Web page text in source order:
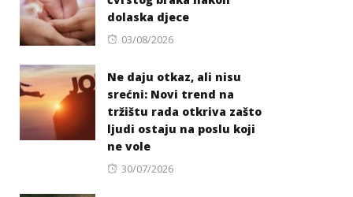
dolaska djece
Posted
03/08/2026
Ne daju otkaz, ali nisu
srećni: Novi trend na
tržištu rada otkriva zašto
ljudi ostaju na poslu koji
ne vole
Posted
30/07/2026